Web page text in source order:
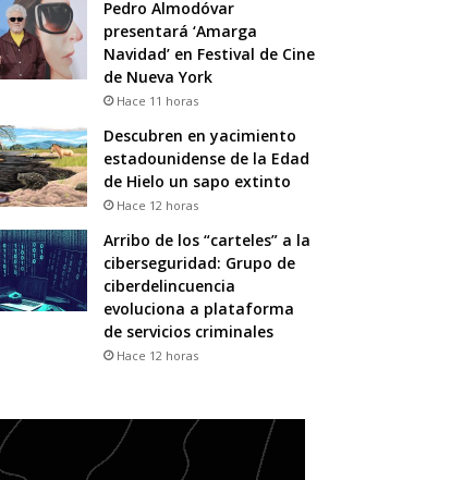
Pedro Almodóvar
presentará ‘Amarga
Navidad’ en Festival de Cine
de Nueva York
Hace 11 horas
Descubren en yacimiento
estadounidense de la Edad
de Hielo un sapo extinto
Hace 12 horas
Arribo de los “carteles” a la
ciberseguridad: Grupo de
ciberdelincuencia
evoluciona a plataforma
de servicios criminales
Hace 12 horas